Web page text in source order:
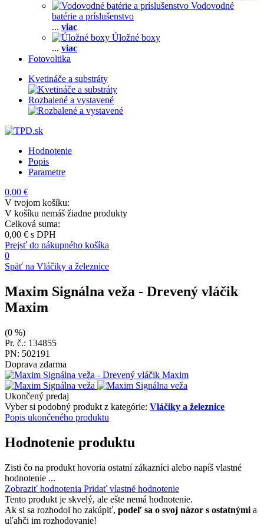
Vodovodné
batérie a príslušenstvo
... viac
Úložné boxy
... viac
Fotovoltika
Kvetináče a substráty
Rozbalené a vystavené
Hodnotenie
Popis
Parametre
0,00 €
V tvojom košíku:
V košíku nemáš žiadne produkty
Celková suma:
0,00 € s DPH
Prejsť do nákupného košíka
0
Späť na Vláčiky a železnice
Maxim Signálna veža - Drevený vláčik
Maxim
(0 %)
Pr. č.: 134855
PN: 502191
Doprava zdarma
Ukončený predaj
Vyber si podobný produkt z kategórie: Vláčiky a železnice
Popis ukončeného produktu
Hodnotenie produktu
Zisti čo na produkt hovoria ostatní zákazníci alebo napíš vlastné
hodnotenie ...
Zobraziť hodnotenia Pridať vlastné hodnotenie
Tento produkt je skvelý, ale ešte nemá hodnotenie.
Ak si sa rozhodol ho zakúpiť, podeľ sa o svoj názor s ostatnými a
uľahči im rozhodovanie!